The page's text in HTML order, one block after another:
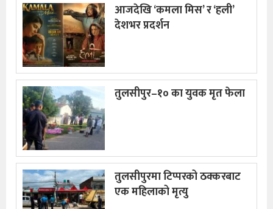
आजदेखि ‘कमला मिस’ र ‘हली’
देशभर प्रदर्शन
तुलसीपुर–१० का युवक मृत फेला
तुलसीपुरमा टिप्परको ठक्करबाट
एक महिलाको मृत्यु